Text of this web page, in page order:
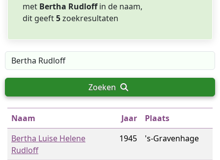
met Bertha Rudloffin de naam,
dit geeft5zoekresultaten
Zoeken
Naam Jaar
Plaats
Bertha Luise Helene
Rudloff
1945 's-Gravenhage